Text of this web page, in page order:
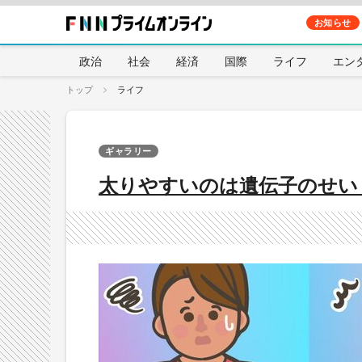
お知らせ
政治 社会 経済 国際 ライフ エン
トップ ライフ
太りやすいのは遺伝子のせ
ギャラリー